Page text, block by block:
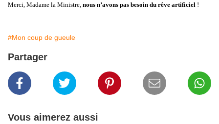
Merci, Madame la Ministre, nous n’avons pas besoin du rêve artificiel !
#Mon coup de gueule
Partager
Vous aimerez aussi